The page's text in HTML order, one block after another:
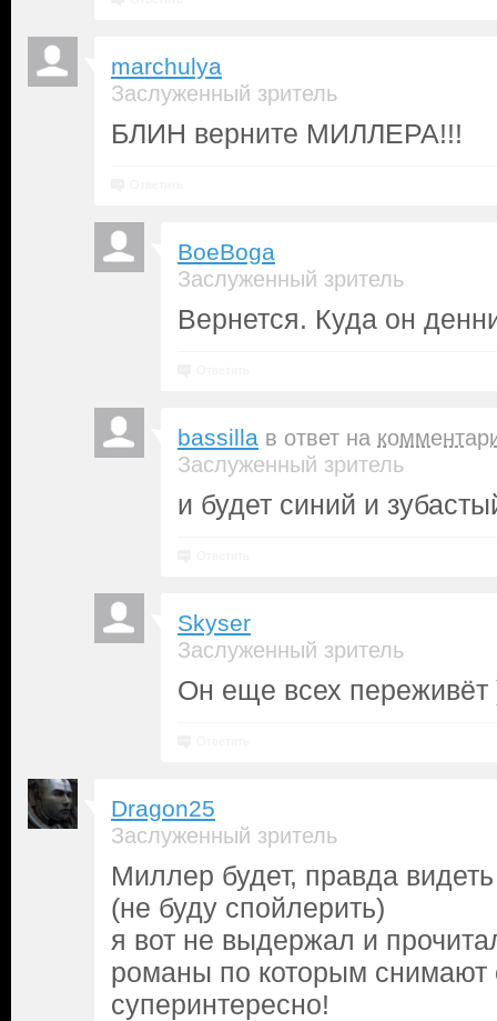
marchulya
Заслуженный зритель
БЛИН верните МИЛЛЕРА!!!
BoeBoga
Заслуженный зритель
Вернется. Куда он
bassilla в ответ на
Заслуженный зритель
и будет синий и
Skyser
Заслуженный зритель
Он еще всех переживёт
Dragon25
Заслуженный зритель
Миллер будет, правда видеть
(не буду спойлерить)
я вот не выдержал и
романы по которым снимают
суперинтересно!